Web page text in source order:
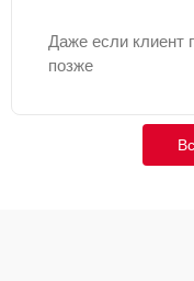
Даже если клиент
позже